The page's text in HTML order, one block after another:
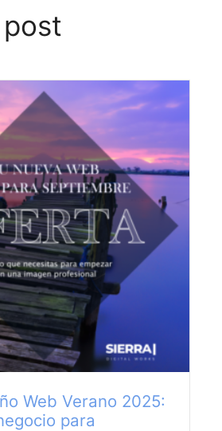
Web Verano 2025:
para